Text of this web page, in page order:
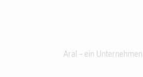
Aral – ein